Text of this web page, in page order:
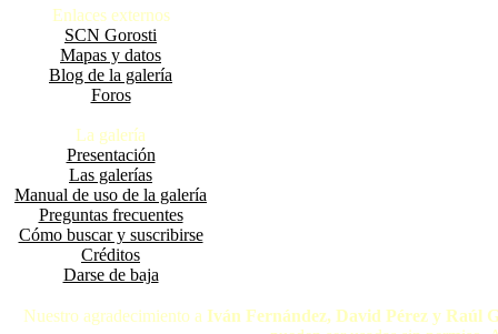
Enlaces externos
SCN Gorosti
Mapas y datos
Blog de la galería
Foros
La galería
Presentación
Las galerías
Manual de uso de la galería
Preguntas frecuentes
Cómo buscar y suscribirse
Créditos
Darse de baja
Nuestro agradecimiento a Iván Fernández, David Pérez y Raúl